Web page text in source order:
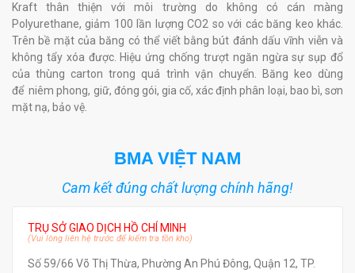
Kraft thân thiện với môi trường do không có cán màng
Polyurethane, giảm 100 lần lượng CO2 so với các băng keo khác.
Trên bề mặt của băng có thể viết bằng bút đánh dấu vĩnh viễn và
không tẩy xóa được. Hiệu ứng chống trượt ngăn ngừa sự sụp đổ
của thùng carton trong quá trình vận chuyển. Băng keo dùng
để niêm phong, giữ, đóng gói, gia cố, xác định phân loại, bao bì, sơn
mặt nạ, bảo vệ.
BMA VIỆT NAM
Cam kết đúng chất lượng chính hãng!
TRỤ SỞ GIAO DỊCH HỒ CHÍ MINH
(Vui lòng liên hệ trước để kiểm tra tồn kho)
Số 59/66 Võ Thị Thừa, Phường An Phú Đông, Quận 12, TP.